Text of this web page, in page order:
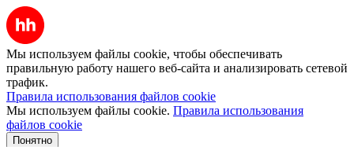
Мы используем файлы cookie, чтобы обеспечивать
правильную работу нашего веб-сайта и анализировать сетевой
трафик.
Правила использования файлов cookie
Мы используем файлы cookie. Правила использования
файлов cookie
Понятно